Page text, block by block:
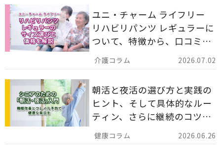
2026.07.02
ユニ・チャーム ライフリー
リハビリパンツ レギュラーに
ついて、特徴から、口コミ、
災害備蓄としての活用法まで
分かりやすく解説します。
2026.06.26
朝活と夜活の選び方と実践の
ヒント、そして具体的なルー
ティン、さらに継続のコツま
でを詳しくご紹介します。